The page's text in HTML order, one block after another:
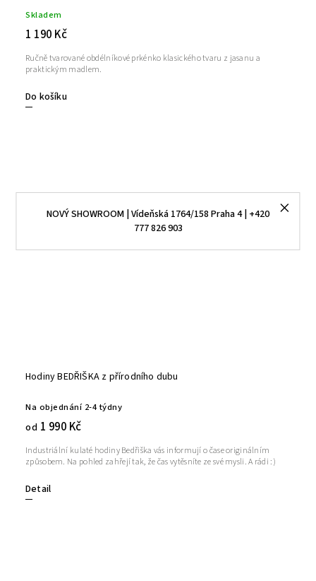
NOVÝ SHOWROOM | Vídeňská 1764/158 Praha 4 | +420
777 826 903
Skladem
1 190 Kč
Do košíku
Ručně tvarované obdélníkové prkénko klasického tvaru z jasanu a
praktickým madlem.
Hodiny BEDŘIŠKA z přírodního dubu
Na objednání 2-4 týdny
od 1 990 Kč
Detail
Industriální kulaté hodiny Bedřiška vás informují o čase originálním
způsobem. Na pohled zahřejí tak, že čas vytěsníte ze své mysli. A rádi :)